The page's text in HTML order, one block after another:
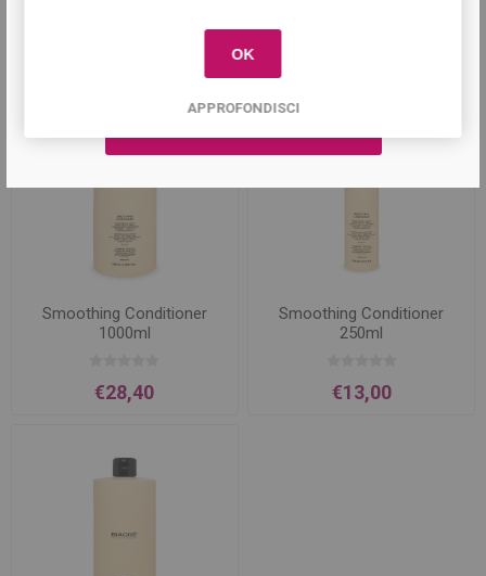
Smoothing Conditioner
1000ml
€28,40
Smoothing Conditioner
250ml
€13,00
OK
APPROFONDISCI